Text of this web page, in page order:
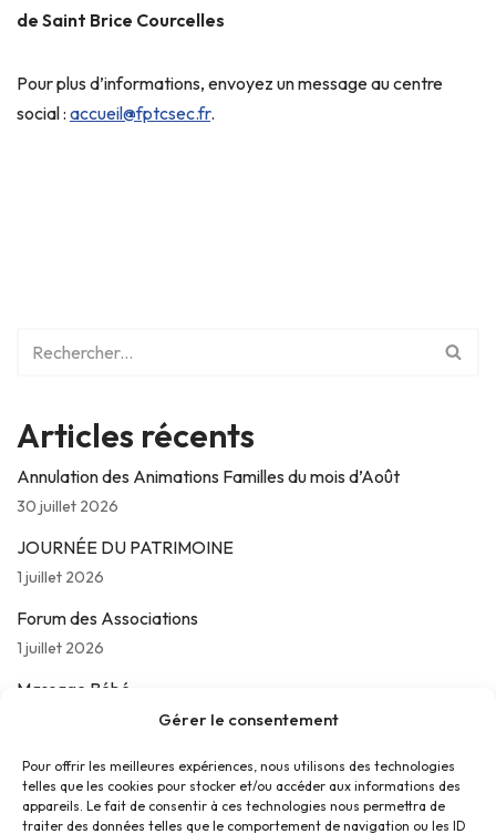
Gérer le consentement
Pour offrir les meilleures expériences, nous utilisons des technologies
telles que les cookies pour stocker et/ou accéder aux informations des
appareils. Le fait de consentir à ces technologies nous permettra de
traiter des données telles que le comportement de navigation ou les ID
de Saint Brice Courcelles
Pour plus d’informations, envoyez un message au centre
social : accueil@fptcsec.fr.
Articles récents
Annulation des Animations Familles du mois d’Août
30 juillet 2026
JOURNÉE DU PATRIMOINE
1 juillet 2026
Forum des Associations
1 juillet 2026
Massage Bébé
Les jeudis de La Parolière
16 juin 2026